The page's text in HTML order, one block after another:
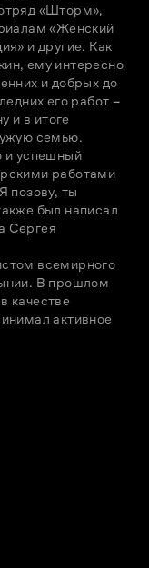
«Шторм»,
«Женский
и другие. Как
ему интересно
и добрых до
его работ –
и в итоге
семью.
и успешный
работами
позову, ты
был написал
Сергея
всемирного
В прошлом
качестве
активное